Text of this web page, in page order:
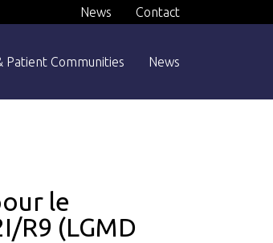
News Contact
Patient Communities News
le
R9 (LGMD